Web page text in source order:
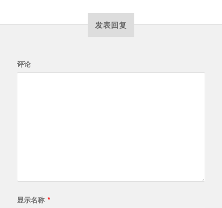
发表回复
评论
显示名称 *